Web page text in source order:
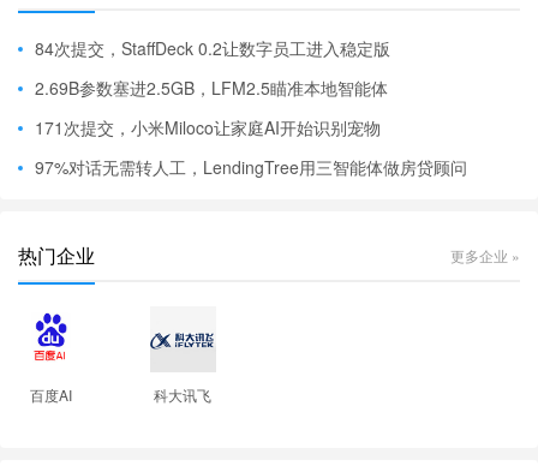
84次提交，StaffDeck 0.2让数字员工进入稳定版
2.69B参数塞进2.5GB，LFM2.5瞄准本地智能体
171次提交，小米Miloco让家庭AI开始识别宠物
97%对话无需转人工，LendingTree用三智能体做房贷顾问
热门企业 更多企业 »
百度AI 科大讯飞